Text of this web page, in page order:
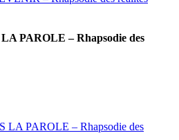
PAROLE – Rhapsodie des